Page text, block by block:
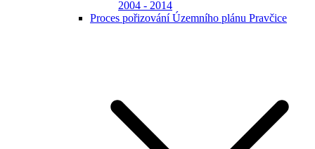
2004 - 2014
Proces pořizování Územního plánu Pravčice